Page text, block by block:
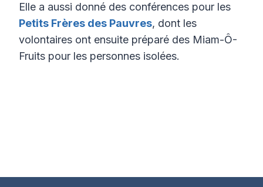
Elle a aussi donné des conférences pour les
Petits Frères des Pauvres, dont les
volontaires ont ensuite préparé des Miam-Ô-
Fruits pour les personnes isolées.